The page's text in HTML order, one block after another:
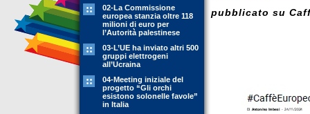
02-La Commissione
europea stanzia oltre 118
milioni di euro per
l’Autorità palestinese
03-L’UE ha inviato altri 500
gruppi elettrogeni
all’Ucraina
04-Meeting iniziale del
progetto “Gli orchi
esistono solonelle favole”
in Italia
pubblicato su